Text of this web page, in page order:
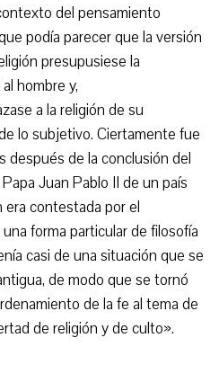
del pensamiento
podía parecer que la versión
presupusiese la
hombre y,
a la religión de su
lo subjetivo. Ciertamente fue
después de la conclusión del
Juan Pablo II de un país
era contestada por el
forma particular de filosofía
casi de una situación que se
de modo que se tornó
de la fe al tema de
de religión y de culto».